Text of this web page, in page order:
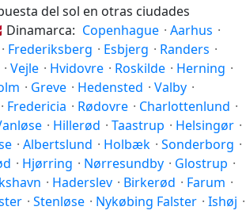
del sol en otras ciudades
Dinamarca: Copenhague · Aarhus ·
· Frederiksberg · Esbjerg · Randers ·
· Vejle · Hvidovre · Roskilde · Herning ·
· Greve · Hedensted · Valby ·
· Fredericia · Rødovre · Charlottenlund ·
· Hillerød · Taastrup · Helsingør ·
· Albertslund · Holbæk · Sonderborg ·
· Hjørring · Nørresundby · Glostrup ·
· Haderslev · Birkerød · Farum ·
· Stenløse · Nykøbing Falster · Ishøj ·